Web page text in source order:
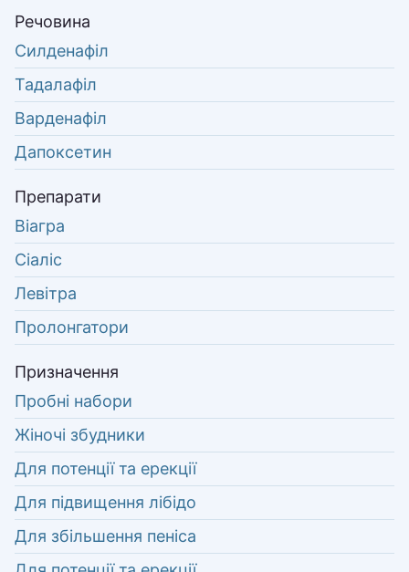
Речовина
Силденафіл
Тадалафіл
Варденафіл
Дапоксетин
Препарати
Віагра
Сіаліс
Левітра
Пролонгатори
Призначення
Пробні набори
Жіночі збудники
Для потенції та ерекції
Для підвищення лібідо
Для збільшення пеніса